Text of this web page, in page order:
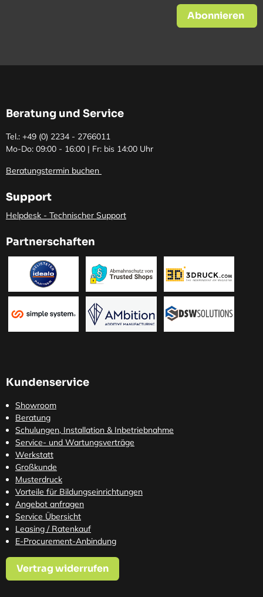
Abonnieren
Beratung und Service
Tel.: +49 (0) 2234 - 2766011
Mo-Do: 09:00 - 16:00 | Fr: bis 14:00 Uhr
Beratungstermin buchen
Support
Helpdesk - Technischer Support
Partnerschaften
Kundenservice
Showroom
Beratung
Schulungen, Installation & Inbetriebnahme
Service- und Wartungsverträge
Werkstatt
Großkunde
Musterdruck
Vorteile für Bildungseinrichtungen
Angebot anfragen
Service Übersicht
Leasing / Ratenkauf
E-Procurement-Anbindung
Vertrag widerrufen